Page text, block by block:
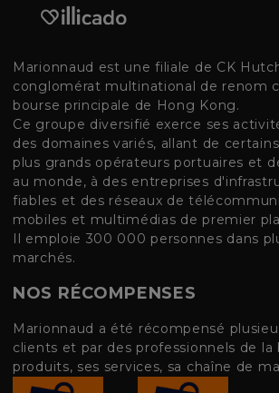
Marionnaud est une filiale de CK
conglomérat multinational de renom
bourse principale de Hong Kong.
Ce groupe diversifié exerce ses
des domaines variés, allant de
plus grands opérateurs portuaires et
au monde, à des entreprises
fiables et des réseaux de
mobiles et multimédias de premier
Il emploie 300 000 personnes dans
marchés.
NOS RÉCOMPENSES
Marionnaud a été récompensé
clients et par des professionnels de la
produits, ses services, sa chaîne de